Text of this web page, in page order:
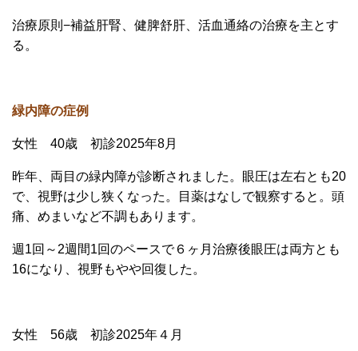
治療原則−補益肝腎、健脾舒肝、活血通絡の治療を主とす
る。
緑内障の症例
女性 40歳 初診2025年8月
昨年、両目の緑内障が診断されました。眼圧は左右とも20
で、視野は少し狭くなった。目薬はなしで観察すると。頭
痛、めまいなど不調もあります。
週1回～2週間1回のペースで６ヶ月治療後眼圧は両方とも
16になり、視野もやや回復した。
女性 56歳 初診2025年４月